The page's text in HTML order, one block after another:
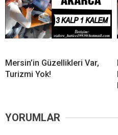
Mersin’in Güzellikleri Var,
Turizmi Yok!
YORUMLAR